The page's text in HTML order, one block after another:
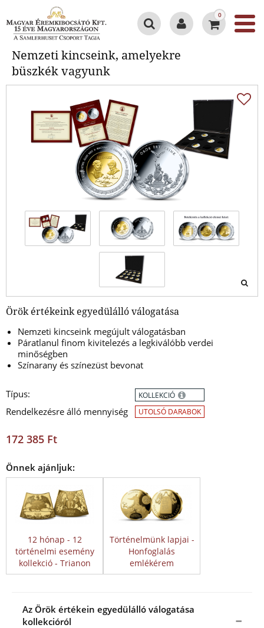
0
Nemzeti kincseink, amelyekre
büszkék vagyunk
Örök értékeink egyedülálló válogatása
Nemzeti kincseink megújult válogatásban
Páratlanul finom kivitelezés a legkiválóbb verdei
minőségben
Színarany és színezüst bevonat
Típus:
Rendelkezésre álló mennyiség
KOLLEKCIÓ
UTOLSÓ DARABOK
172 385 Ft
Önnek ajánljuk:
12 hónap - 12
történelmi esemény
kollekció - Trianon
Történelmünk lapjai -
Honfoglalás
emlékérem
Az Örök értékein egyedülálló válogatása
kollekcióról
Nemzeti kincseink, amelyekre
büszkék vagyunk